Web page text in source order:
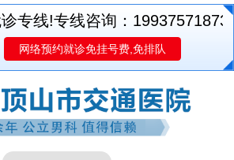
线!专线咨询：19937571873平
网络预约就诊免挂号费,免排队